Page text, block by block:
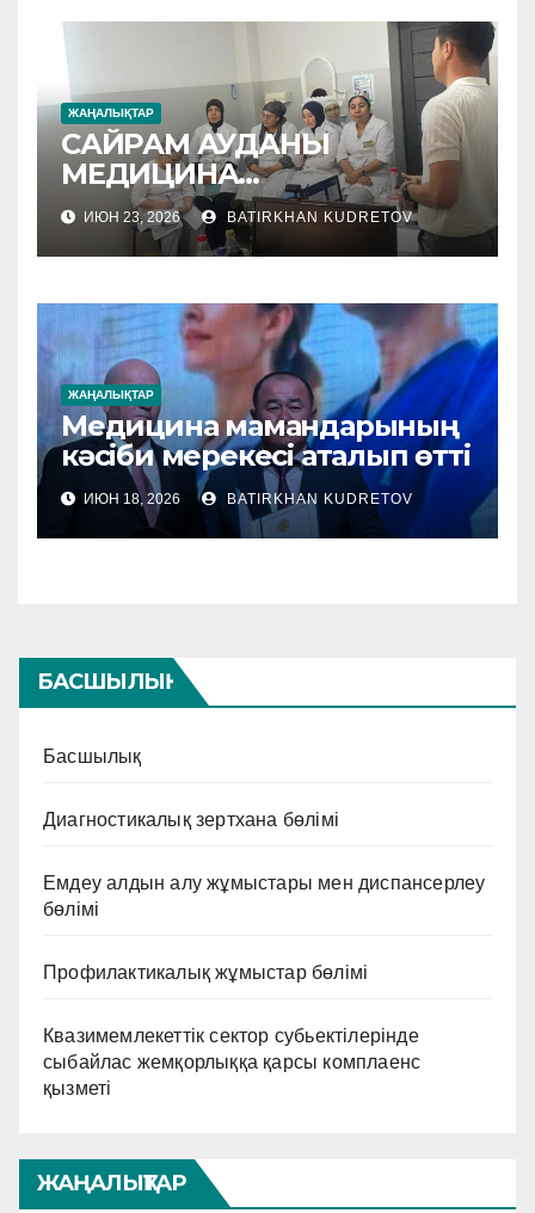
ЖАҢАЛЫҚТАР
САЙРАМ АУДАНЫ
МЕДИЦИНА
МЕКЕМЕЛЕРІНЕ
ӘДІСТЕМЕЛІК КӨМЕК
КӨРСЕТІЛУДЕ
ИЮН 23, 2026 BATIRKHAN KUDRETOV
ЖАҢАЛЫҚТАР
Медицина мамандарының
кәсіби мерекесі аталып өтті
ИЮН 18, 2026 BATIRKHAN KUDRETOV
БАСШЫЛЫҚ
Басшылық
Диагностикалық зертхана бөлімі
Емдеу алдын алу жұмыстары мен диспансерлеу
бөлімі
Профилактикалық жұмыстар бөлімі
Квазимемлекеттік сектор субьектілерінде
сыбайлас жемқорлыққа қарсы комплаенс
қызметі
ЖАҢАЛЫҚТАР